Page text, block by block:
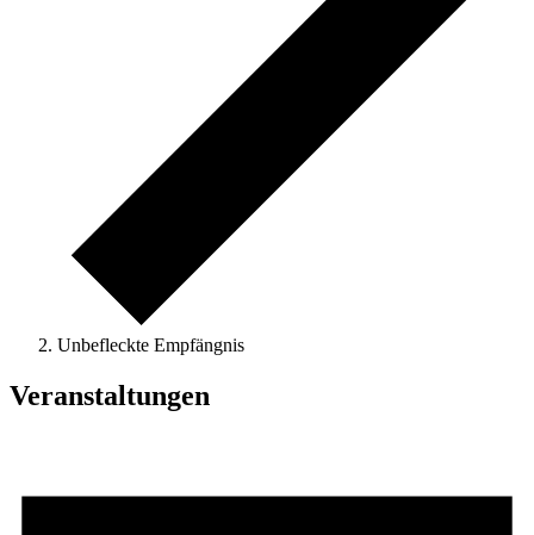
Unbefleckte Empfängnis
Veranstaltungen